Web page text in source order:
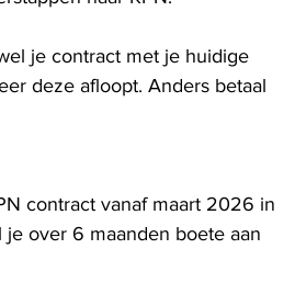
je contract met je huidige
deze afloopt. Anders betaal
contract vanaf maart 2026 in
je over 6 maanden boete aan